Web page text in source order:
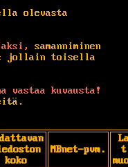
olevasta
samanniminen
jollain toisella
vastaa kuvausta!
koko
MBnet-pvm.